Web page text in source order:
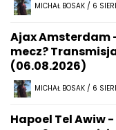
MICHAŁ BOSAK / 6
Ajax Amsterdam
mecz?
(06.08.2026)
MICHAŁ BOSAK / 6
Hapoel Tel Awiw